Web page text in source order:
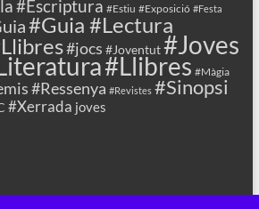
#Escriptura #Estiu #Exposició #Festa
#Guia #Lectura
#jocs #Joventut#Joves
#Llibres #Màgia
#Ressenya #Revistes #Sinopsi
#Xerrada joves